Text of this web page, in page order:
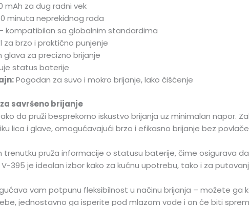
mAh za dug radni vek
minuta neprekidnog rada
kompatibilan sa globalnim standardima
za brzo i praktično punjenje
glava za precizno brijanje
status baterije
Pogodan za suvo i mokro brijanje, lako čišćenje
savršeno brijanje
da pruži besprekorno iskustvo brijanja uz minimalan napor.
lica i glave, omogućavajući brzo i efikasno brijanje bez
trenutku pruža informacije o statusu baterije, čime osigurava
395 je idealan izbor kako za kućnu upotrebu, tako i za
vam potpunu fleksibilnost u načinu brijanja – možete ga
jednostavno ga isperite pod mlazom vode i on će biti